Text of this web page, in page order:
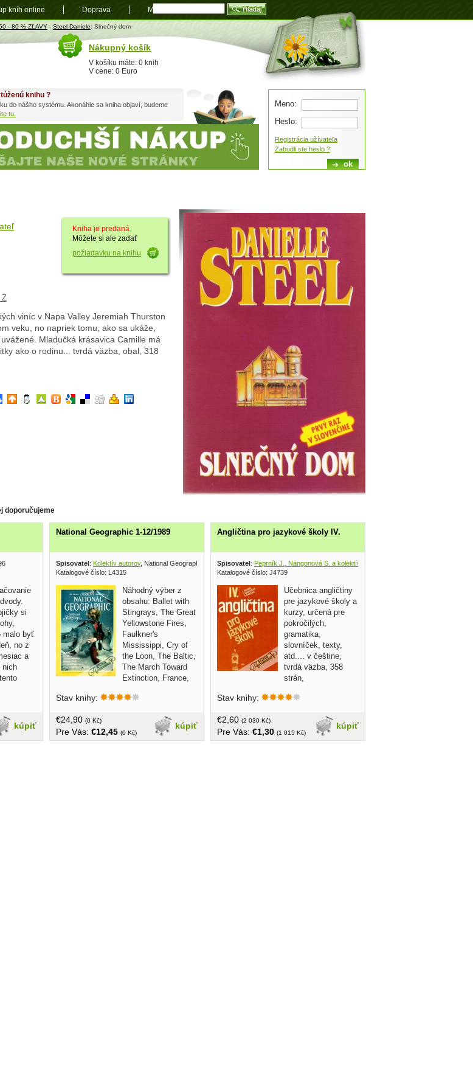
- 80 % ZĽAVY - Steel Daniele: Slnečný dom
Kniha je predaná.
Môžete si ale zadať
požiadavku na knihu
Z
viníc v Napa Valley Jeremiah Thurston
veku, no napriek tomu, ako sa ukáže,
Mladučká krásavica Camille má
ako o rodinu... tvrdá väzba, obal, 318
doporučujeme
si
malo byť
no z
a
nich
kúpiť
National Geographic 1-12/1989
Spisovatel: Kolektív autorov, National Geographic Society 1989
Katalogové číslo: L4315
Náhodný výber z
obsahu: Ballet with
Stingrays, The Great
Yellowstone Fires,
Faulkner's
Mississippi, Cry of
the Loon, The Baltic,
The March Toward
Extinction, France,
Crusade, La Ruta Maya, Vietnam Hard
v angličtine, brožovaná, väčší formát,
cca 147 strán
Stav knihy:
kúpiť
€24,90 (0 Kč)
Pre Vás: €12,45 (0 Kč)
Angličtina pro jazykové školy IV.
Spisovatel: Peprník J., Nangonová S. a kolektív
Katalogové číslo: J4739
Učebnica angličtiny
pre jazykové školy a
kurzy, určená pre
pokročilých,
gramatika,
slovníček, texty,
atd.... v češtine,
tvrdá väzba, 358
strán,
Stav knihy:
kúpiť
€2,60 (2 030 Kč)
Pre Vás: €1,30 (1 015 Kč)
knihu ?
do nášho systému. Akonáhle sa kniha objaví, budeme
tu.
Meno:
Heslo:
Registrácia užívateľa
Zabudli ste heslo ?
Nákupný košík
V košíku máte: 0 knih
V cene: 0 Euro
kníh online Doprava Mapa